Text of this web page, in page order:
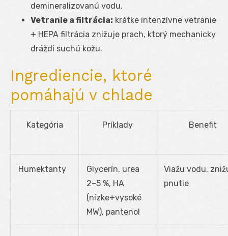
demineralizovanú vodu.
Vetranie a filtrácia: krátke intenzívne vetranie
+ HEPA filtrácia znižuje prach, ktorý mechanicky
dráždi suchú kožu.
Ingrediencie, ktoré
pomáhajú v chlade
Kategória Príklady Benefit
Humektanty
Glycerín, urea
2–5 %, HA
(nízke+vysoké
MW), pantenol
Viažu vodu,
pnutie